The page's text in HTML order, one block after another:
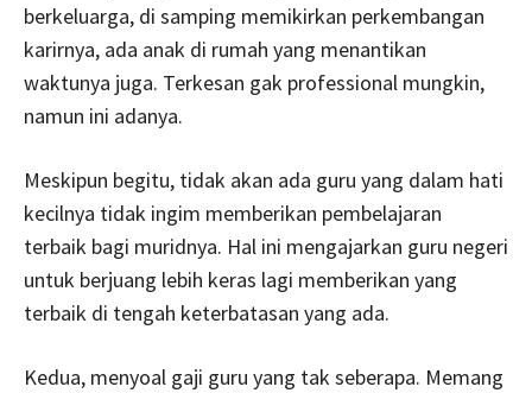
berkeluarga, di samping memikirkan perkembangan
karirnya, ada anak di rumah yang menantikan
waktunya juga. Terkesan gak professional mungkin,
namun ini adanya.
Meskipun begitu, tidak akan ada guru yang dalam hati
kecilnya tidak ingim memberikan pembelajaran
terbaik bagi muridnya. Hal ini mengajarkan guru negeri
untuk berjuang lebih keras lagi memberikan yang
terbaik di tengah keterbatasan yang ada.
Kedua, menyoal gaji guru yang tak seberapa. Memang